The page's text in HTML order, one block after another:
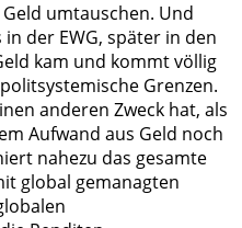
umtauschen. Und
der EWG, später in den
kam und kommt völlig
Grenzen.
anderen Zweck hat, als
Aufwand aus Geld noch
nahezu das gesamte
global gemanagten